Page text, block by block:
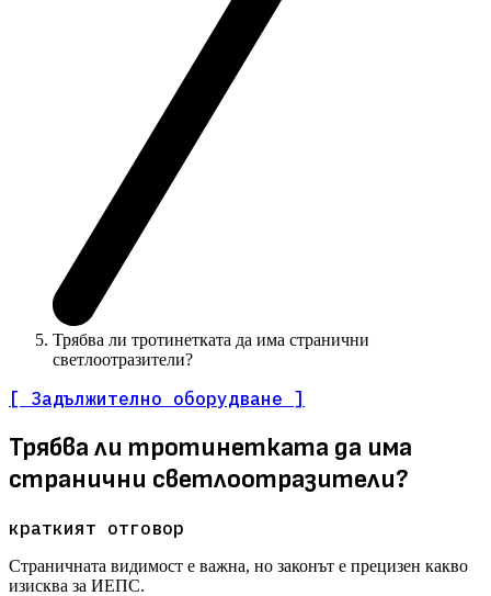
Трябва ли тротинетката да има странични
светлоотразители?
[ Задължително оборудване ]
Трябва ли тротинетката да има
странични светлоотразители?
краткият отговор
Страничната видимост е важна, но законът е прецизен какво
изисква за ИЕПС.